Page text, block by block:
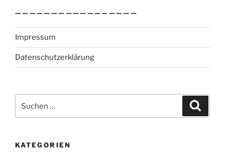
—————————————————
Impressum
Datenschutzerklärung
nach:
KATEGORIEN